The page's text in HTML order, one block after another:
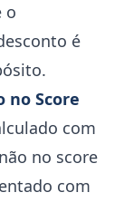
o
é
no Score
com
no score
com